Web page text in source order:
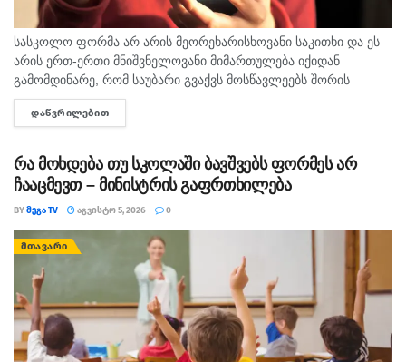
სასკოლო ფორმა არ არის მეორეხარისხოვანი საკითხი და ეს
არის ერთ-ერთი მნიშვნელოვანი მიმართულება იქიდან
გამომდინარე, რომ საუბარი გვაქვს მოსწავლეებს შორის
თანასწორობაზე, უსაფრთხო გარემოს უზრუნველყოფასა და
სწავლის ხარისხის ამაღლების ხელშეწყობაზე, ეს მსოფლიო
ᲓᲐᲬᲕᲠᲘᲚᲔᲑᲘᲗ
რა მოხდება თუ სკოლაში ბავშვებს ფორმეს არ
ჩააცმევთ – მინისტრის გაფრთხილება
BYᲛᲔᲒᲐ TV ᲐᲒᲕᲘᲡᲢᲝ 5, 2026 0
ᲛᲗᲐᲕᲐᲠᲘ